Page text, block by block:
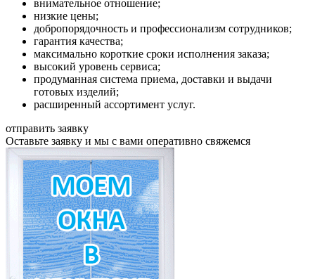
внимательное отношение;
низкие цены;
добропорядочность и профессионализм сотрудников;
гарантия качества;
максимально короткие сроки исполнения заказа;
высокий уровень сервиса;
продуманная система приема, доставки и выдачи
готовых изделий;
расширенный ассортимент услуг.
отправить заявку
Оставьте заявку и мы с вами оперативно свяжемся